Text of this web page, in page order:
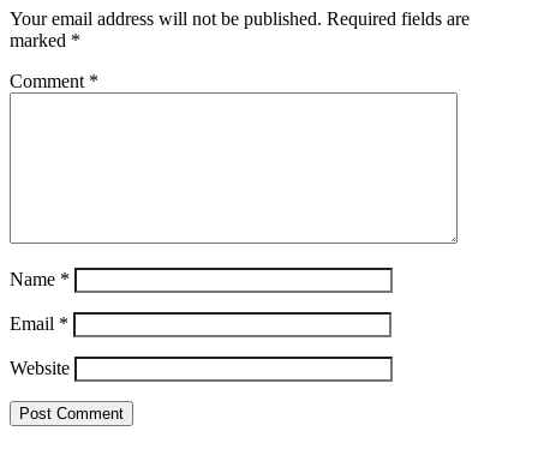
Your email address will not be published. Required fields are
marked *
Comment *
Name *
Email *
Website